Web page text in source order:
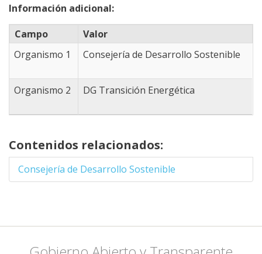
-4.8834228515625
-4.9493408203125
-4.3341064453125
38.365951588109,
38.409008607981,
38.503643790906,
-2.9058837890625
38.460643187983,
-2.8509521484375
38.357337108289,
Información adicional:
Campo
Valor
Organismo 1
Consejería de Desarrollo Sostenible
Organismo 2 DG Transición Energética
Contenidos relacionados:
Consejería de Desarrollo Sostenible